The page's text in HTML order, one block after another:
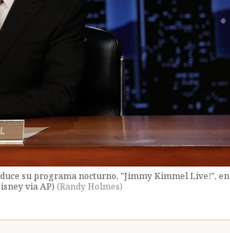
su programa nocturno, "Jimmy Kimmel Live!", en
via AP) (Randy Holmes)